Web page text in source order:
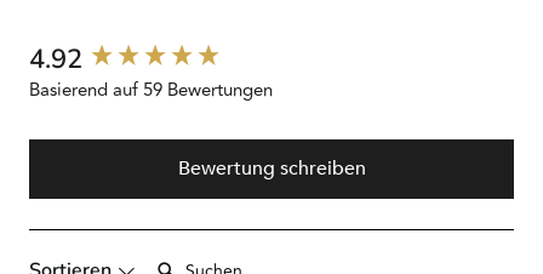
4.92
Basierend auf 59 Bewertungen
Bewertung schreiben
Suchen:
New content loaded